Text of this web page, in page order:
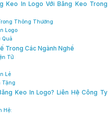
Keo In Logo Với Băng Keo Trong
Thông Thường
Logo
Quả
Trong Các Ngành Nghề
Tử
Lẻ
Tặng
Keo In Logo? Liên Hệ Công Ty
Hệ: